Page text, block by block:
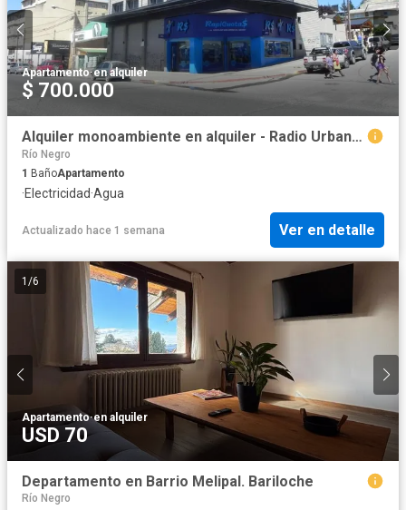
Apartamento·en alquiler
$ 700.000
Alquiler monoambiente en alquiler - Radio Urbano - Bariloche
Río Negro
1 BañoApartamento
·Electricidad·Agua
Actualizado hace 1 semana Ver en detalle
1 /6
Apartamento·en alquiler
USD 70
Departamento en Barrio Melipal. Bariloche
Río Negro